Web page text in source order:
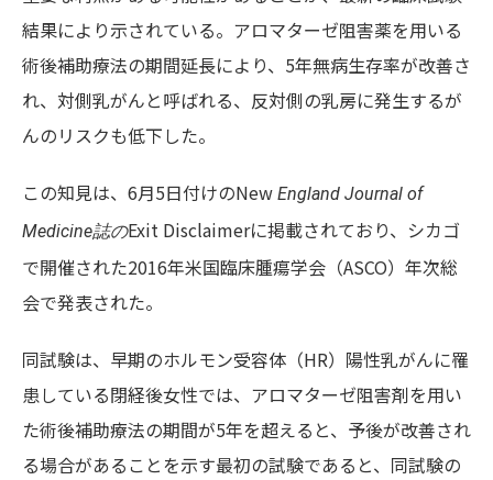
結果により示されている。アロマターゼ阻害薬を用いる
術後補助療法の期間延長により、5年無病生存率が改善さ
れ、対側乳がんと呼ばれる、反対側の乳房に発生するが
んのリスクも低下した。
この知見は、6月5日付けのNew England Journal of
Medicine誌のExit Disclaimerに掲載されており、シカゴ
で開催された2016年米国臨床腫瘍学会（ASCO）年次総
会で発表された。
同試験は、早期のホルモン受容体（HR）陽性乳がんに罹
患している閉経後女性では、アロマターゼ阻害剤を用い
た術後補助療法の期間が5年を超えると、予後が改善され
る場合があることを示す最初の試験であると、同試験の